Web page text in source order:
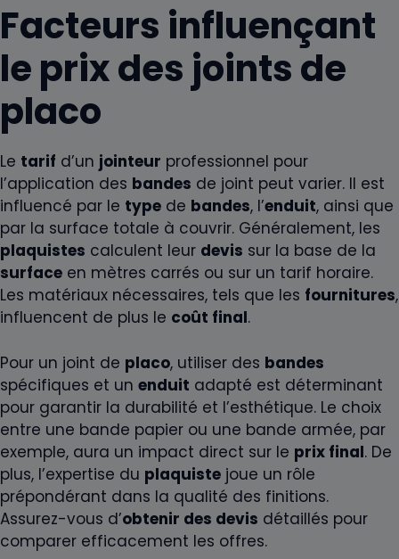
Facteurs influençant
le prix des joints de
placo
Le tarif d’un jointeur professionnel pour
l’application des bandes de joint peut varier. Il est
influencé par le type de bandes, l’enduit, ainsi que
par la surface totale à couvrir. Généralement, les
plaquistes calculent leur devis sur la base de la
surface en mètres carrés ou sur un tarif horaire.
Les matériaux nécessaires, tels que les fournitures,
influencent de plus le coût final.
Pour un joint de placo, utiliser des bandes
spécifiques et un enduit adapté est déterminant
pour garantir la durabilité et l’esthétique. Le choix
entre une bande papier ou une bande armée, par
exemple, aura un impact direct sur le prix final. De
plus, l’expertise du plaquiste joue un rôle
prépondérant dans la qualité des finitions.
Assurez-vous d’obtenir des devis détaillés pour
comparer efficacement les offres.